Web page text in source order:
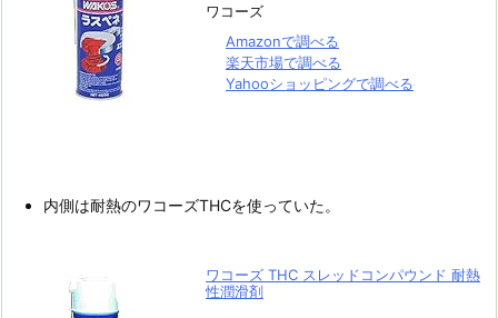
ワコーズ
Amazonで調べる
楽天市場で調べる
Yahooショッピングで調べる
内側は耐熱のワコーズTHCを使っていた。
ワコーズ THC スレッドコンパウンド 耐熱
性潤滑剤